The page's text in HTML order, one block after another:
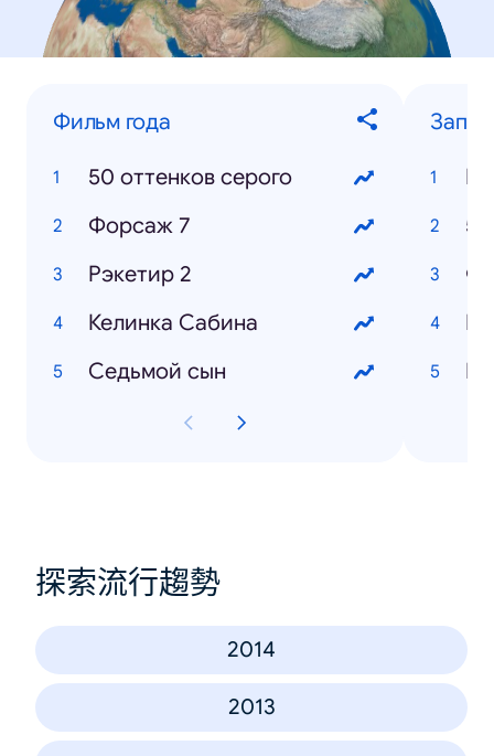
Фильм года
50 оттенков серого
Форсаж 7
Рэкетир 2
Келинка Сабина
Седьмой сын
探索流行趨勢
2014
2013